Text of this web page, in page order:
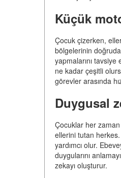
Küçük
Çocuk çizerken,
bölgelerinin
yapmalarını
ne kadar çeşitli
görevler arasında
Duygusal
Çocuklar her
ellerini tutan
yardımcı olur.
duygularını
zekayı oluşturur.